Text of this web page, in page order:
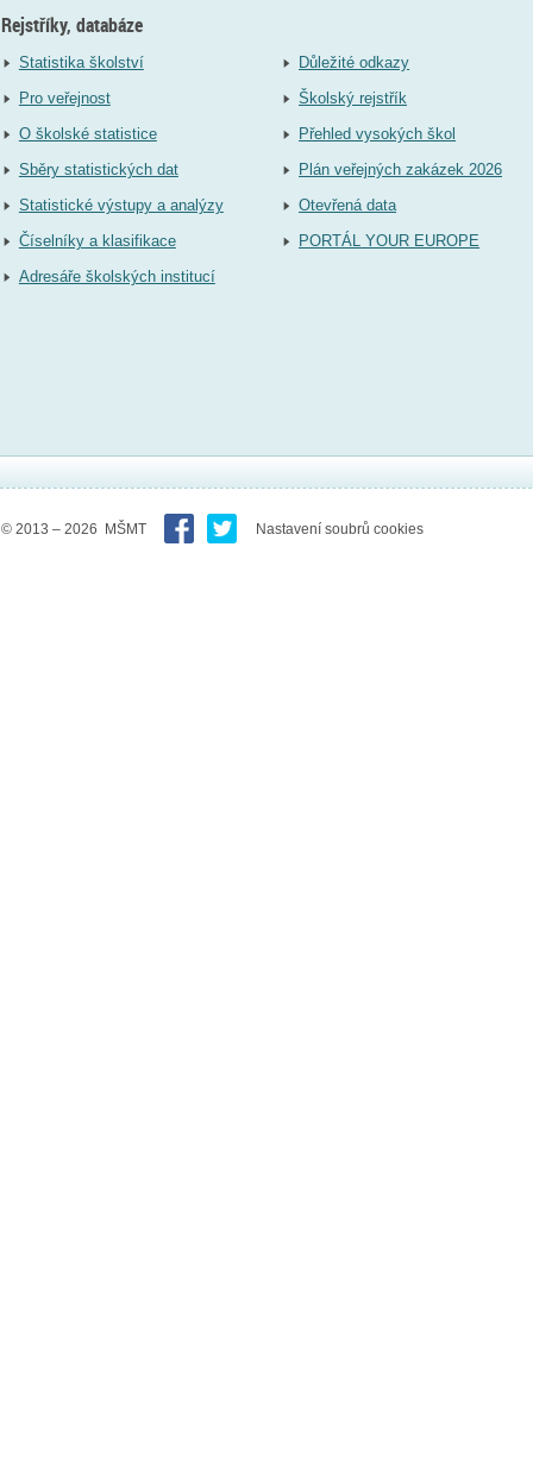
Rejstříky, databáze
Statistika školství
Pro veřejnost
O školské statistice
Sběry statistických dat
Statistické výstupy a analýzy
Číselníky a klasifikace
Adresáře školských institucí
Důležité odkazy
Školský rejstřík
Přehled vysokých škol
Plán veřejných zakázek 2026
Otevřená data
PORTÁL YOUR EUROPE
© 2013 – 2026 MŠMT Nastavení soubrů cookies